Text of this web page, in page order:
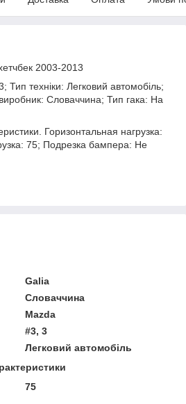
2003-2013
техніки: Легковий автомобіль;
Словаччина; Тип гака: На
Горизонтальная нагрузка:
75; Подрезка бампера: Не
Galia
Словаччина
Mazda
#3, 3
Легковий автомобіль
75